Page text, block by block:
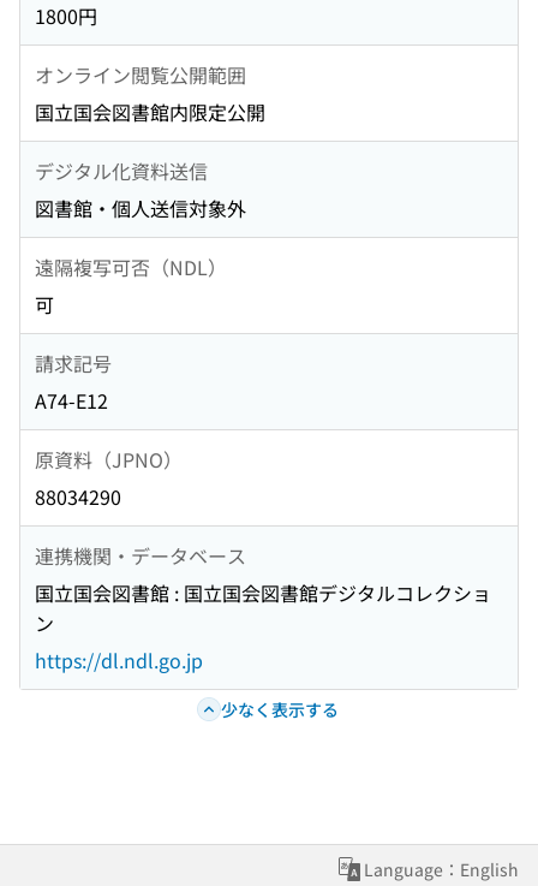
1800円
オンライン閲覧公開範囲
国立国会図書館内限定公開
デジタル化資料送信
図書館・個人送信対象外
遠隔複写可否（NDL）
可
請求記号
A74-E12
原資料（JPNO）
88034290
連携機関・データベース
国立国会図書館 : 国立国会図書館デジタルコレクショ
ン
https://dl.ndl.go.jp
少なく表示する
Language：English